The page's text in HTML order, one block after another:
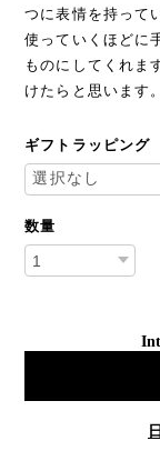
つに表情を持って
使っていくほどに
ものにしてくれま
けたらと思います。
ギフトラッピング
数量